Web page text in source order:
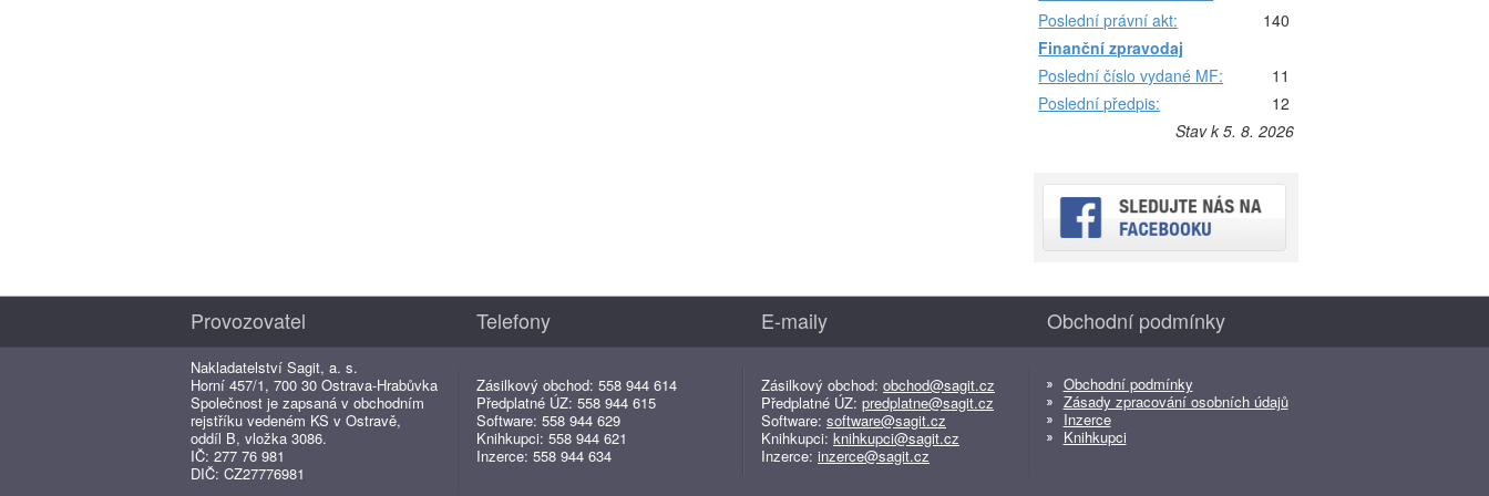
Poslední právní akt:
140
Finanční zpravodaj
Poslední číslo vydané MF:
11
Poslední předpis:
12
Stav k 5. 8. 2026
Provozovatel
Nakladatelství Sagit, a. s.
Horní 457/1, 700 30 Ostrava-Hrabůvka
Společnost je zapsaná v obchodním
rejstříku vedeném KS v Ostravě,
oddíl B, vložka 3086.
IČ: 277 76 981
DIČ: CZ27776981
Telefony
Zásilkový obchod: 558 944 614
Předplatné ÚZ: 558 944 615
Software: 558 944 629
Knihkupci: 558 944 621
Inzerce: 558 944 634
E-maily
Zásilkový obchod: obchod@sagit.cz
Předplatné ÚZ: predplatne@sagit.cz
Software: software@sagit.cz
Knihkupci: knihkupci@sagit.cz
Inzerce: inzerce@sagit.cz
Obchodní podmínky
Obchodní podmínky
Zásady zpracování osobních údajů
Inzerce
Knihkupci